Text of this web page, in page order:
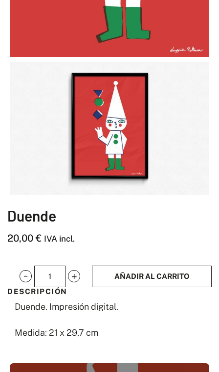
Duende
20,00€ IVA incl.
Duende
cantidad
AÑADIR AL CARRITO
DESCRIPCIÓN
Duende. Impresión digital.
Medida: 21 x 29,7 cm